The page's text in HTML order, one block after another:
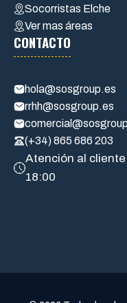
Socorristas Elche
Ver mas áreas
CONTACTO
hola@sosgroup.es
rrhh@sosgroup.es
(+34) 865 686 203
Atención al
18:00